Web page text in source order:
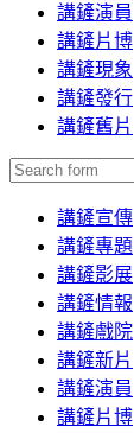
講鏟演員
講鏟片博
講鏟現象
講鏟發行
講鏟舊片
講鏟宣傳
講鏟專題
講鏟影展
講鏟情報
講鏟戲院
講鏟新片
講鏟演員
講鏟片博